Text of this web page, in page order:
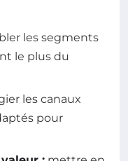
les segments
le plus du
les canaux
pour